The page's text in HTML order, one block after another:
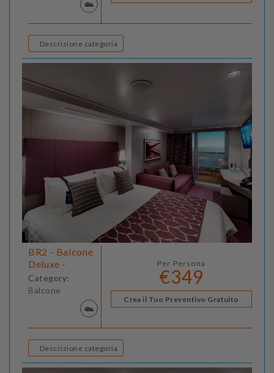
Descrizione categoria
BR2 - Balcone
Deluxe -
Category:
Balcone
Per Persona
€349
Crea il Tuo Preventivo Gratuito
Descrizione categoria